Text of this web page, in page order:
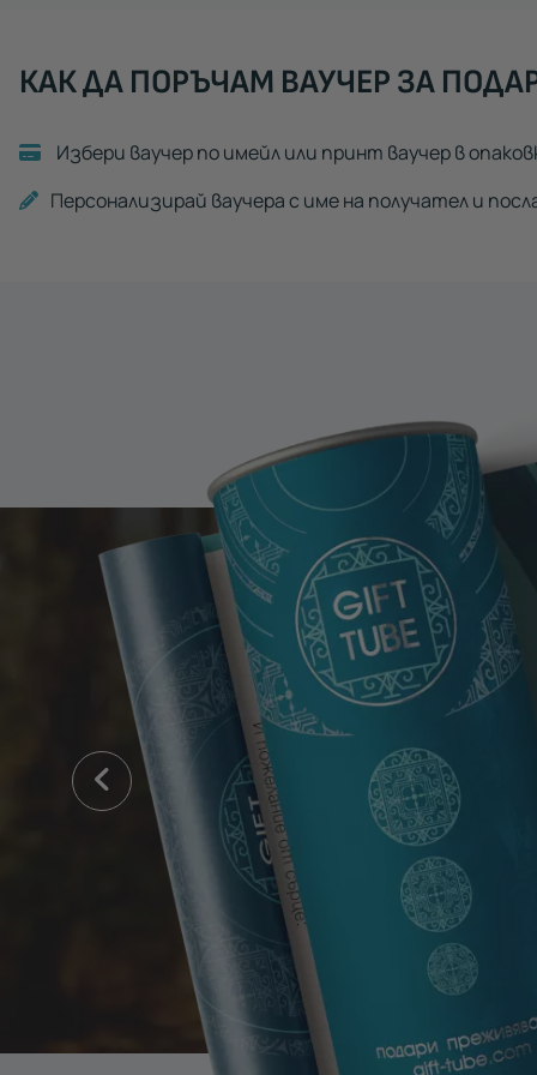
КАК ДА ПОРЪЧАМ ВАУЧЕР ЗА
Избери ваучер по имейл или принт ваучер в
Персонализирай ваучера с име на получател и